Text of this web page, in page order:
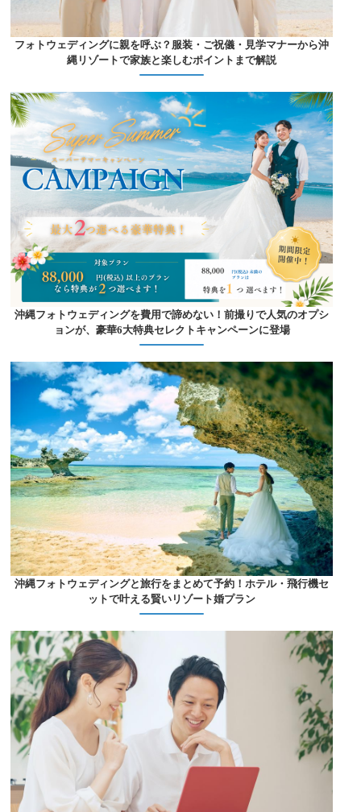
フォトウェディングに親を呼ぶ？服装・ご祝儀・見学マナーから沖
縄リゾートで家族と楽しむポイントまで解説
沖縄フォトウェディングを費用で諦めない！前撮りで人気のオプシ
ョンが、豪華6大特典セレクトキャンペーンに登場
沖縄フォトウェディングと旅行をまとめて予約！ホテル・飛行機セ
ットで叶える賢いリゾート婚プラン